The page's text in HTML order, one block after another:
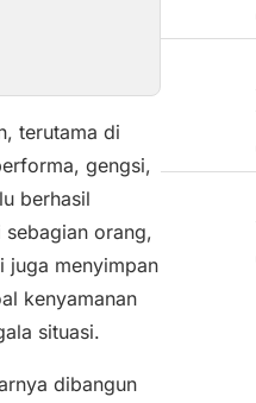
terutama di
gengsi,
berhasil
sebagian orang,
juga menyimpan
kenyamanan
situasi.
dibangun